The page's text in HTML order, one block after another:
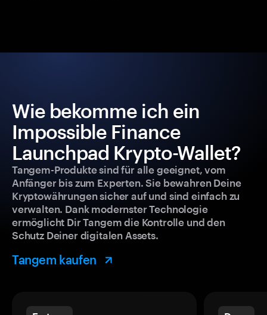
Wie bekomme ich ein
Impossible Finance
Launchpad Krypto-Wallet?
Tangem-Produkte sind für alle geeignet, vom
Anfänger bis zum Experten. Sie bewahren Deine
Kryptowährungen sicher auf und sind einfach zu
verwalten. Dank modernster Technologie
ermöglicht Dir Tangem die Kontrolle und den
Schutz Deiner digitalen Assets.
Tangem kaufen